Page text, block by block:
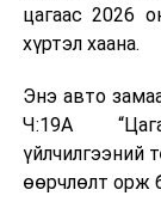
байна.
гарсан
ашигладаг
цагаас 2026
хүртэл хаана.
Энэ авто
Ч:19А
үйлчилгээний
өөрчлөлт орж